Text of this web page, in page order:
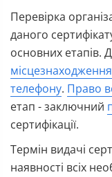
Перевірка
даного
основних етапів.
місцезнаходження
телефону. Право
етап - заключний
сертифікації.
Термін видачі
наявності всіх